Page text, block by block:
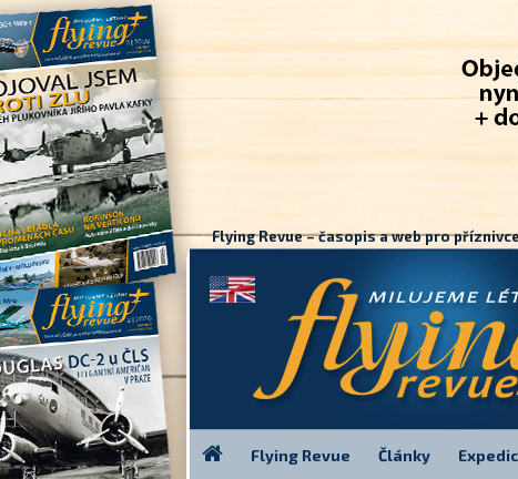
Flying Revue – časopis a web pro
Flying Revue Články